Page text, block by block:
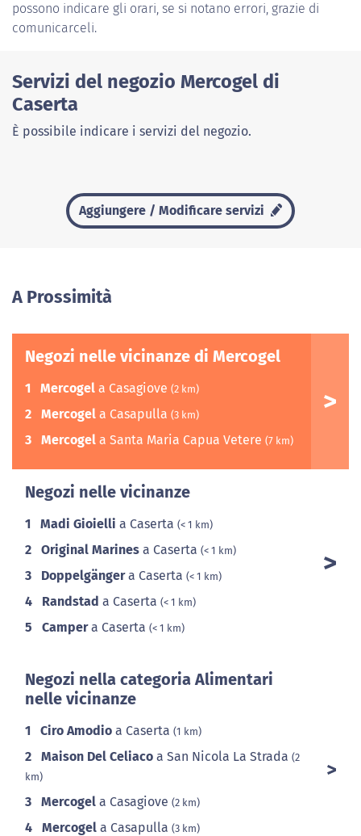
possono indicare gli orari, se si notano errori, grazie di
comunicarceli.
Servizi del negozio Mercogel di
Caserta
È possibile indicare i servizi del negozio.
Aggiungere / Modificare servizi
A Prossimità
Negozi nelle vicinanze di Mercogel
1 Mercogel a Casagiove (2 km)
2 Mercogel a Casapulla (3 km)
3 Mercogel a Santa Maria Capua Vetere (7 km)
Negozi nelle vicinanze
1 Madi Gioielli a Caserta (< 1 km)
2 Original Marines a Caserta (< 1 km)
3 Doppelgängera Caserta (< 1 km)
4 Randstad a Caserta (< 1 km)
5 Campera Caserta (< 1 km)
Negozi nella categoria Alimentari
nelle vicinanze
1 Ciro Amodio a Caserta (1 km)
2 Maison Del Celiaco a San Nicola La Strada (2
km)
3 Mercogel a Casagiove (2 km)
4 Mercogel a Casapulla (3 km)